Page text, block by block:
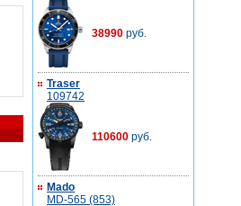
38990 руб.
Traser
109742
110600 руб.
Mado
MD-565 (853)